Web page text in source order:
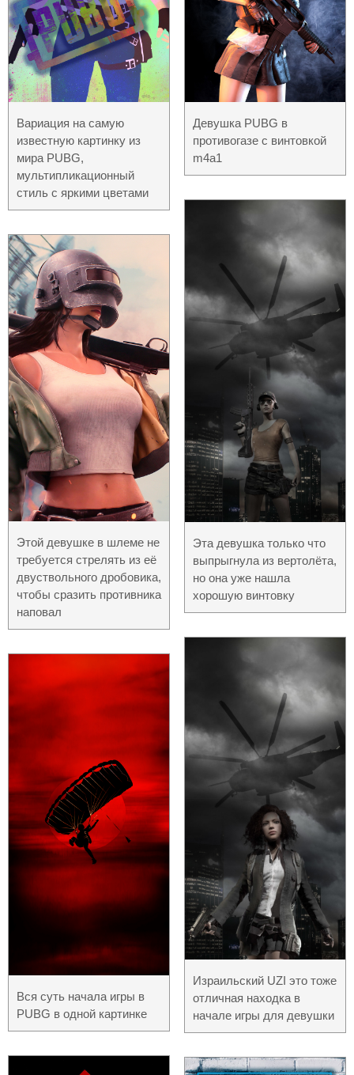
Вариация на самую
известную картинку из
мира PUBG,
мультипликационный
стиль с яркими цветами
Этой девушке в шлеме не
требуется стрелять из её
двуствольного дробовика,
чтобы сразить противника
наповал
Вся суть начала игры в
PUBG в одной картинке
Девушка PUBG в
противогазе с винтовкой
m4a1
Эта девушка только что
выпрыгнула из вертолёта,
но она уже нашла
хорошую винтовку
Израильский UZI это тоже
отличная находка в
начале игры для девушки